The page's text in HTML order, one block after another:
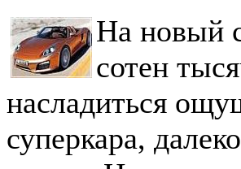
На новый
сотен
насладиться
суперкара,